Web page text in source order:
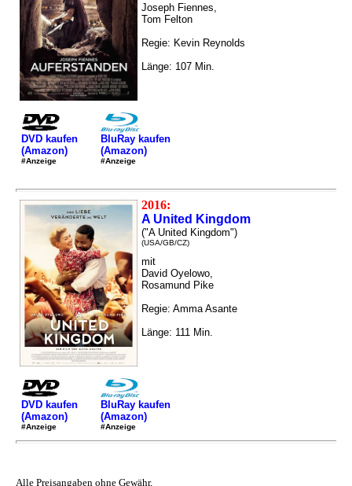
Joseph Fiennes,
Tom Felton
Regie: Kevin Reynolds
Länge: 107 Min.
DVD kaufen
(Amazon)
#Anzeige
BluRay kaufen
(Amazon)
#Anzeige
2016:
A United Kingdom
("A United Kingdom")
(USA/GB/CZ)
mit
David Oyelowo,
Rosamund Pike
Regie: Amma Asante
Länge: 111 Min.
DVD kaufen
(Amazon)
#Anzeige
BluRay kaufen
(Amazon)
#Anzeige
Alle Preisangaben ohne Gewähr,